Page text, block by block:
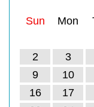
Sun Mon
2
3
9
10
16
17